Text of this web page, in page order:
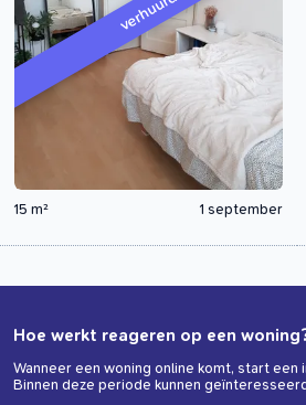
verhuurd
15 m² 1 september
Hoe werkt reageren op een
Wanneer een woning online komt, start een
Binnen deze periode kunnen